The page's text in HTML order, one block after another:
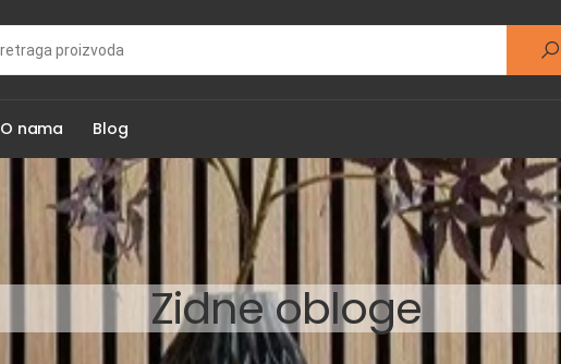
O nama Blog
Zidne obloge